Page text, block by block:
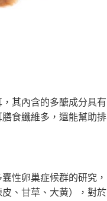
其內含的多醣成分具有
膳食纖維多，還能幫助排
性卵巢症候群的研究，
、甘草、大黃）， 對於